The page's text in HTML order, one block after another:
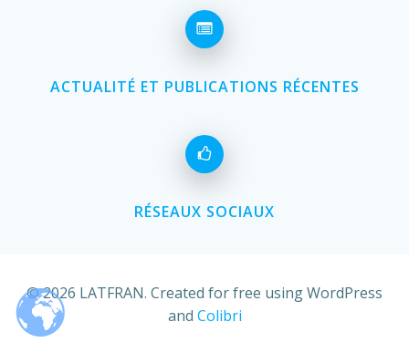
ACTUALITÉ ET PUBLICATIONS RÉCENTES
RÉSEAUX SOCIAUX
© 2026 LATFRAN. Created for free using WordPress
and Colibri